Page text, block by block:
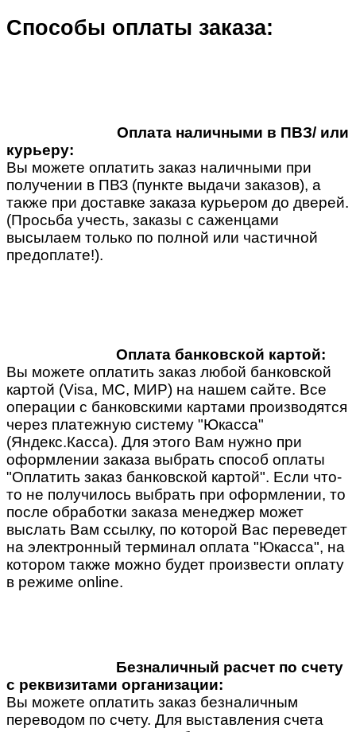
Способы оплаты заказа:
Оплата наличными в ПВЗ/ или
курьеру:
Вы можете оплатить заказ наличными при
получении в ПВЗ (пункте выдачи заказов), а
также при доставке заказа курьером до дверей.
(Просьба учесть, заказы с саженцами
высылаем только по полной или частичной
предоплате!).
Оплата банковской картой:
Вы можете оплатить заказ любой банковской
картой (Visa, MC, МИР) на нашем сайте. Все
операции с банковскими картами производятся
через платежную систему "Юкасса"
(Яндекс.Касса). Для этого Вам нужно при
оформлении заказа выбрать способ оплаты
"Оплатить заказ банковской картой". Если что-
то не получилось выбрать при оформлении, то
после обработки заказа менеджер может
выслать Вам ссылку, по которой Вас переведет
на электронный терминал оплата "Юкасса", на
котором также можно будет произвести оплату
в режиме online.
Безналичный расчет по счету
с реквизитами организации:
Вы можете оплатить заказ безналичным
переводом по счету. Для выставления счета